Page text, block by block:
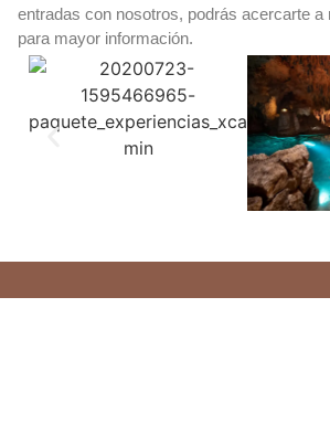
entradas con nosotros, podrás acercarte a
para mayor información.